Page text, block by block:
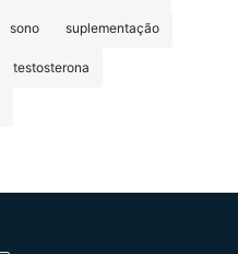
sono suplementação
testosterona